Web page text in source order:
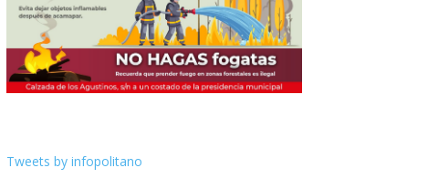
Tweets by infopolitano